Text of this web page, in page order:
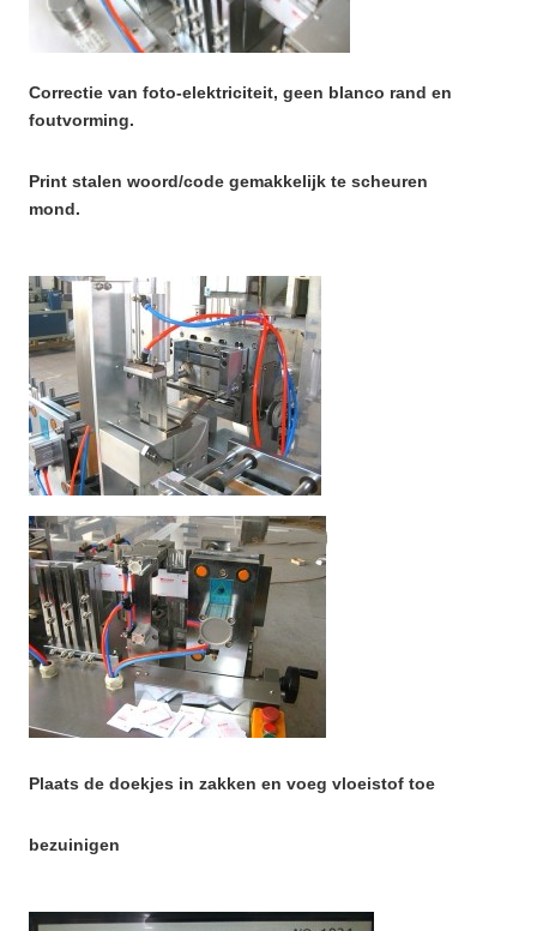
Correctie van foto-elektriciteit, geen blanco rand en
foutvorming.
Print stalen woord/code gemakkelijk te scheuren
mond.
Plaats de doekjes in zakken en voeg vloeistof toe
bezuinigen